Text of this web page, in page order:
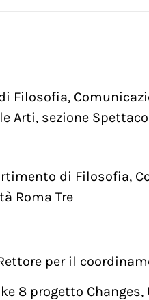
Filosofia,
Arti, sezione
di Filosofia,
Roma Tre
per il
8 progetto Changes,